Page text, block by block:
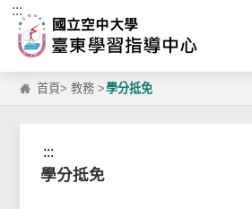
跳到主要內容區塊
:::
首頁>教務 >學分抵免
:::
學分抵免